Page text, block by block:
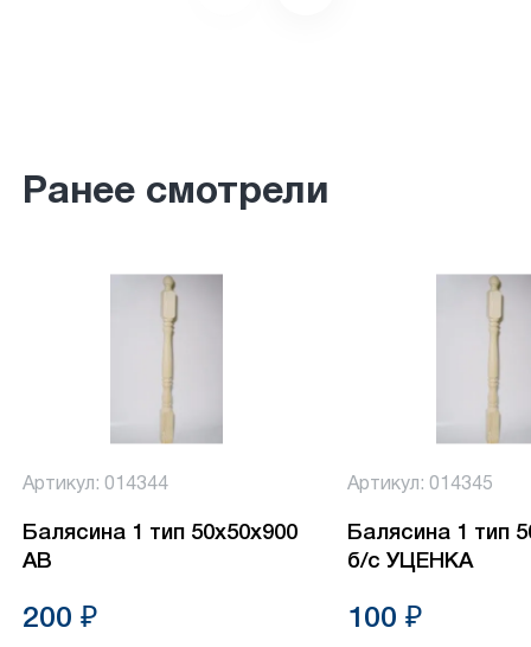
Ранее смотрели
Артикул: 014344
Балясина 1 тип 50х50х900
АВ
200 ₽
Артикул: 014345
Балясина 1 тип
б/с УЦЕНКА
100 ₽